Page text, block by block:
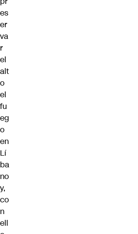
es
er
va
r
el
alt
o
el
fu
eg
o
en
Lí
ba
no
y,
co
n
ell